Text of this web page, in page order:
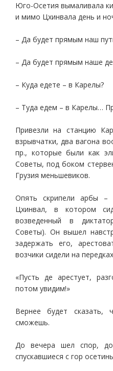
Юго-Осетия вымаливала
и мимо Цхинвала день и
– Да будет прямым наш
– Да будет прямым наше
– Куда едете – в Карелы?
– Туда едем – в Карелы…
Привезли на станцию
взрывчатки, два вагона
пр., которые были как
Советы, под боком
Грузия меньшевиков.
Опять скрипели арбы –
Цхинвал, в котором
возведенный в
Советы). Он вышел
задержать его,
возчики сидели на
«Пусть де арестует,
потом увидим!»
Вернее будет сказать,
сможешь.
До вечера шел спор,
спускавшиеся с гор